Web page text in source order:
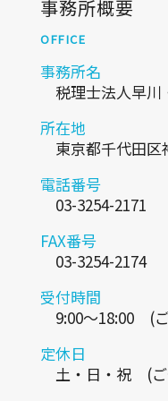
事務所概要
OFFICE
事務所名
税理士法人早川
所在地
東京都千代田区
電話番号
03-3254-2171
FAX番号
03-3254-2174
受付時間
9:00～18:00 (
定休日
土・日・祝 (ご